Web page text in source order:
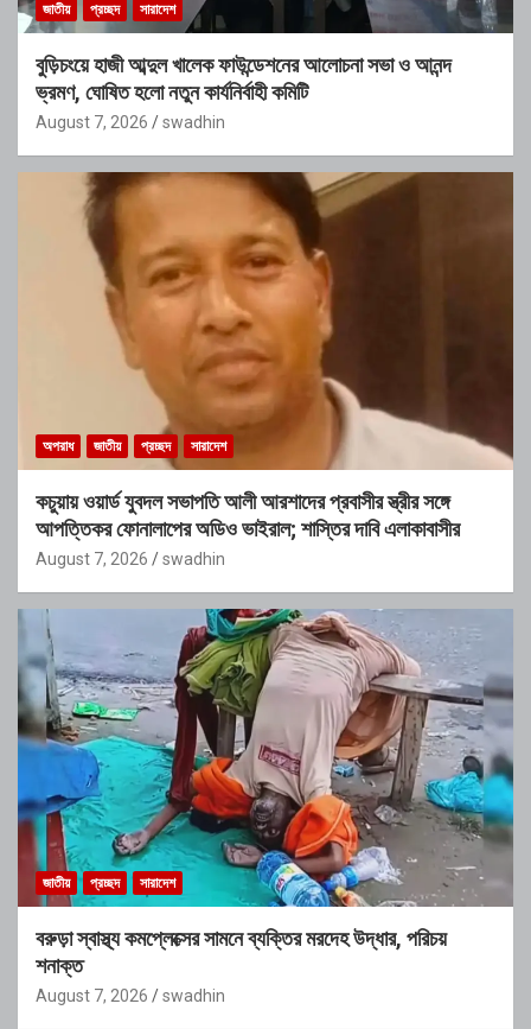
জাতীয় প্রচ্ছদ সারাদেশ
বুড়িচংয়ে হাজী আব্দুল খালেক ফাউন্ডেশনের আলোচনা সভা ও আনন্দ
ভ্রমণ, ঘোষিত হলো নতুন কার্যনির্বাহী কমিটি
August 7, 2026 swadhin
অপরাধ জাতীয় প্রচ্ছদ সারাদেশ
কচুয়ায় ওয়ার্ড যুবদল সভাপতি আলী আরশাদের প্রবাসীর স্ত্রীর সঙ্গে
আপত্তিকর ফোনালাপের অডিও ভাইরাল; শাস্তির দাবি এলাকাবাসীর
August 7, 2026 swadhin
জাতীয় প্রচ্ছদ সারাদেশ
বরুড়া স্বাস্থ্য কমপ্লেক্সের সামনে ব্যক্তির মরদেহ উদ্ধার, পরিচয়
শনাক্ত
August 7, 2026 swadhin